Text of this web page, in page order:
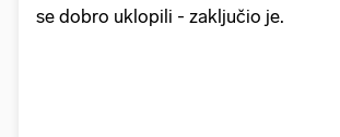
se dobro uklopili - zaključio je.